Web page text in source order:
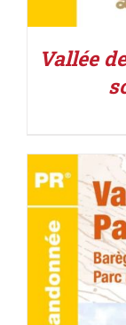
Vallée